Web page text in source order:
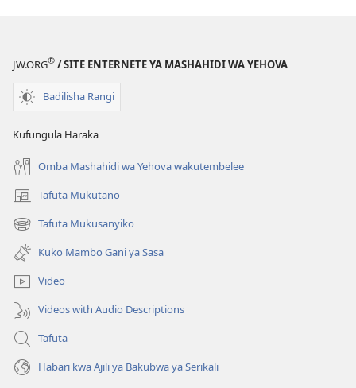
JW.ORG® / SITE ENTERNETE YA MASHAHIDI WA YEHOVA
Badilisha Rangi
Kufungula Haraka
Omba Mashahidi wa Yehova wakutembelee
Tafuta Mukutano
(opens
new
window)
Tafuta Mukusanyiko
(opens
new
window)
Kuko Mambo Gani ya Sasa
Video
Videos with Audio Descriptions
Tafuta
Habari kwa Ajili ya Bakubwa ya Serikali